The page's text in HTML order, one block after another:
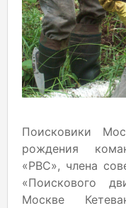
Поисковики
рождения
«РВС», члена
«Поискового
Москве